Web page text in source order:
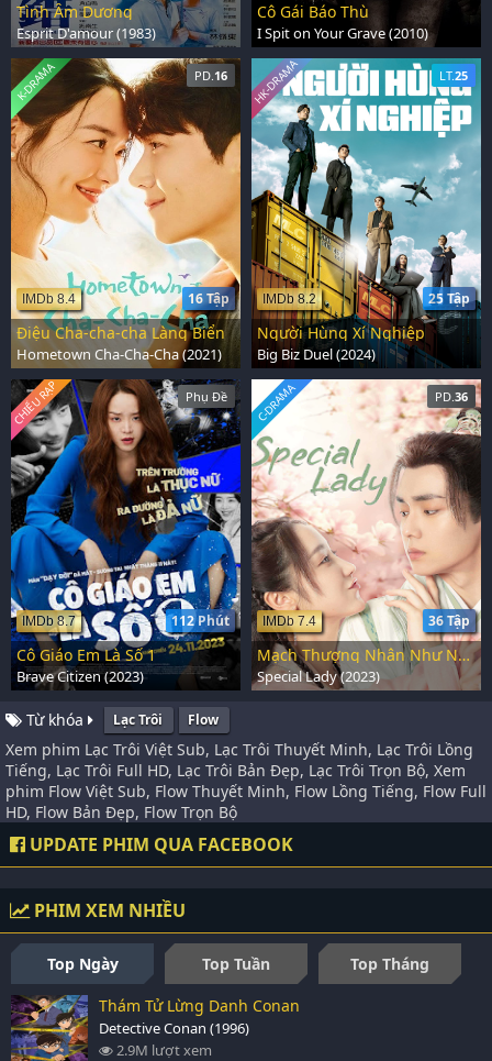
Tình Âm Dương
Esprit D'amour (1983)
Cô Gái Báo Thù
I Spit on Your Grave (2010)
PD.16
16 Tập
IMDb 8.4
K-DRAMA
Điệu Cha-cha-cha Làng Biển
Hometown Cha-Cha-Cha (2021)
LT.25
25 Tập
IMDb 8.2
HK-DRAMA
Người Hùng Xí Nghiệp
Big Biz Duel (2024)
Phụ Đề
112 Phút
IMDb 8.7
CHIẾU RẠP
Cô Giáo Em Là Số 1
Brave Citizen (2023)
PD.36
36 Tập
IMDb 7.4
C-DRAMA
Mạch Thượng Nhân Như Ngọc
Special Lady (2023)
Từ khóa Lạc Trôi Flow
Xem phim Lạc Trôi Việt Sub, Lạc Trôi Thuyết Minh, Lạc Trôi Lồng
Tiếng, Lạc Trôi Full HD, Lạc Trôi Bản Đẹp, Lạc Trôi Trọn Bộ, Xem
phim Flow Việt Sub, Flow Thuyết Minh, Flow Lồng Tiếng, Flow Full
HD, Flow Bản Đẹp, Flow Trọn Bộ
UPDATE PHIM QUA FACEBOOK
PHIM XEM NHIỀU
Top Ngày Top Tuần
Top Tháng
Thám Tử Lừng Danh Conan
Detective Conan (1996)
2.9M lượt xem